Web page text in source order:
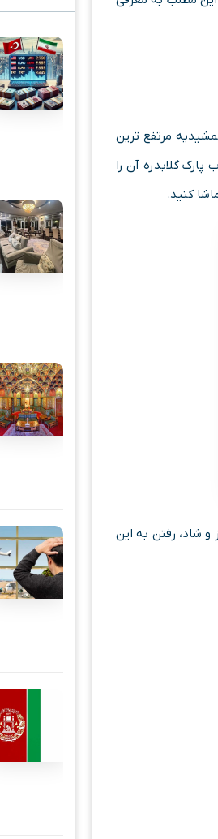
مرتفع ترین
گلابدره آن را
کنید.
و شاد، رفتن به این